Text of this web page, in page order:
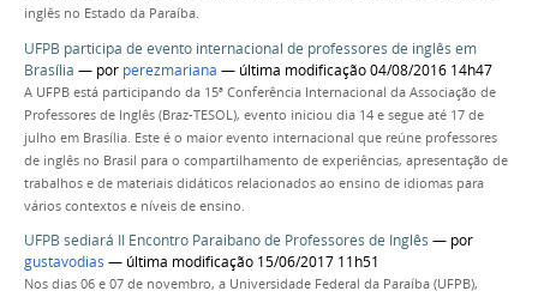
inglês no Estado da Paraíba.
UFPB participa de evento internacional de professores de inglês em
Brasília — por perezmariana — última modificação 04/08/2016 14h47
A UFPB está participando da 15ª Conferência Internacional da Associação de
Professores de Inglês (Braz-TESOL), evento iniciou dia 14 e segue até 17 de
julho em Brasília. Este é o maior evento internacional que reúne professores
de inglês no Brasil para o compartilhamento de experiências, apresentação de
trabalhos e de materiais didáticos relacionados ao ensino de idiomas para
vários contextos e níveis de ensino.
UFPB sediará II Encontro Paraibano de Professores de Inglês — por
gustavodias — última modificação 15/06/2017 11h51
Nos dias 06 e 07 de novembro, a Universidade Federal da Paraíba (UFPB),